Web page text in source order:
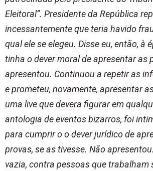
Eleitoral”. Presidente da República
incessantemente que teria havido
qual ele se elegeu. Disse eu, então, à
tinha o dever moral de apresentar as
apresentou. Continuou a repetir as
e prometeu, novamente, apresentar
uma live que devera figurar em
antologia de eventos bizarros, foi
para cumprir o o dever jurídico de
provas, se as tivesse. Não
vazia, contra pessoas que trabalham